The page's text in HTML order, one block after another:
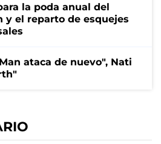
la poda anual del
y el reparto de esquejes
ataca de nuevo", Nati